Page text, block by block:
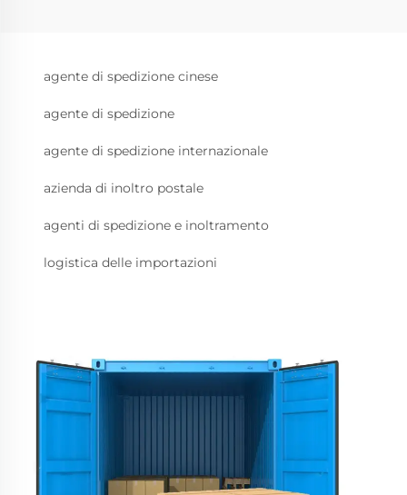
agente di spedizione cinese
agente di spedizione
agente di spedizione internazionale
azienda di inoltro postale
agenti di spedizione e inoltramento
logistica delle importazioni